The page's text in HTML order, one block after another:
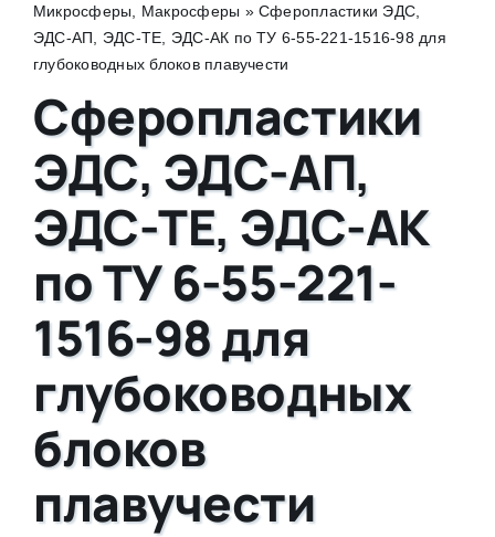
Микросферы, Макросферы » Сферопластики ЭДС,
ЭДС-АП, ЭДС-ТЕ, ЭДС-АК по ТУ 6-55-221-1516-98 для
глубоководных блоков плавучести
Сферопластики
ЭДС, ЭДС-АП,
ЭДС-ТЕ, ЭДС-АК
по ТУ 6-55-221-
1516-98 для
глубоководных
блоков
плавучести